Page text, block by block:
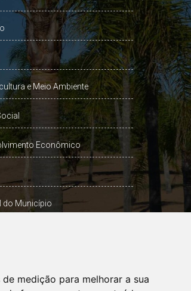
medição para melhorar a sua
e Meio Ambiente
Econômico
do Município